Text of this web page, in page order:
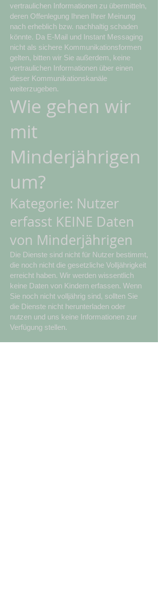
vertraulichen Informationen zu übermitteln,
deren Offenlegung Ihnen Ihrer Meinung
nach erheblich bzw. nachhaltig schaden
könnte. Da E-Mail und Instant Messaging
nicht als sichere Kommunikationsformen
gelten, bitten wir Sie außerdem, keine
vertraulichen Informationen über einen
dieser Kommunikationskanäle
weiterzugeben.
Wie gehen wir
mit
Minderjährigen
um?
Kategorie: Nutzer
erfasst KEINE Daten
von Minderjährigen
Die Dienste sind nicht für Nutzer bestimmt,
die noch nicht die gesetzliche Volljährigkeit
erreicht haben. Wir werden wissentlich
keine Daten von Kindern erfassen. Wenn
Sie noch nicht volljährig sind, sollten Sie
die Dienste nicht herunterladen oder
nutzen und uns keine Informationen zur
Verfügung stellen.